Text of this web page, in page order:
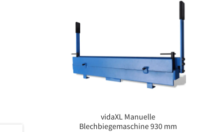
vidaXL Manuelle
Blechbiegemaschine 930 mm